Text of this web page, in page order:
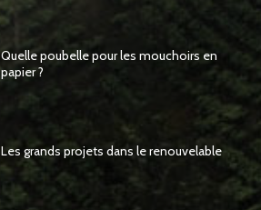
Quelle poubelle pour les mouchoirs en
papier ?
Les grands projets dans le renouvelable